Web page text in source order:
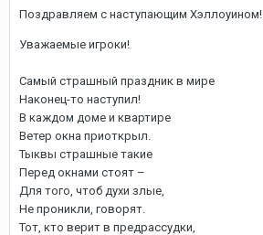
Поздравляем с наступающим Хэллоуином!
Уважаемые игроки!
Самый страшный праздник в мире
Наконец-то наступил!
В каждом доме и квартире
Ветер окна приоткрыл.
Тыквы страшные такие
Перед окнами стоят –
Для того, чтоб духи злые,
Не проникли, говорят.
Тот, кто верит в предрассудки,